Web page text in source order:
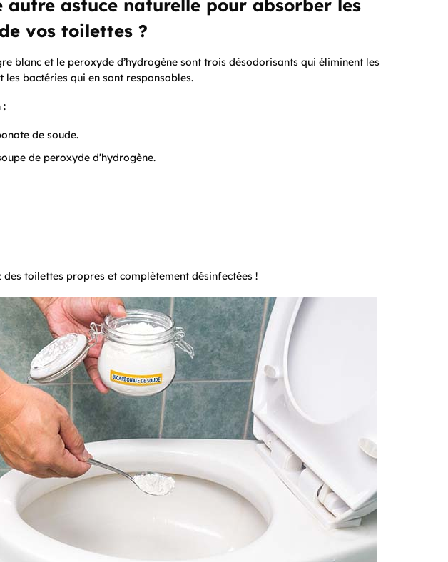
autre astuce naturelle pour absorber les
vos toilettes ?
blanc et le peroxyde d’hydrogène sont trois désodorisants qui éliminent les
bactéries qui en sont responsables.
:
de soude.
de peroxyde d’hydrogène.
toilettes propres et complètement désinfectées !